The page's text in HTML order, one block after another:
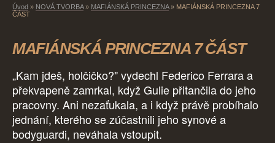
Úvod » NOVÁ TVORBA» MAFIÁNSKÁ PRINCEZNA» MAFIÁNSKÁ PRINCEZNA 7
ČÁST
MAFIÁNSKÁ PRINCEZNA 7 ČÁST
„Kam jdeš, holčičko?" vydechl Federico Ferrara a
překvapeně zamrkal, když Gulie přitančila do jeho
pracovny. Ani nezaťukala, a i když právě probíhalo
jednání, kterého se zúčastnili jeho synové a
bodyguardi, neváhala vstoupit.